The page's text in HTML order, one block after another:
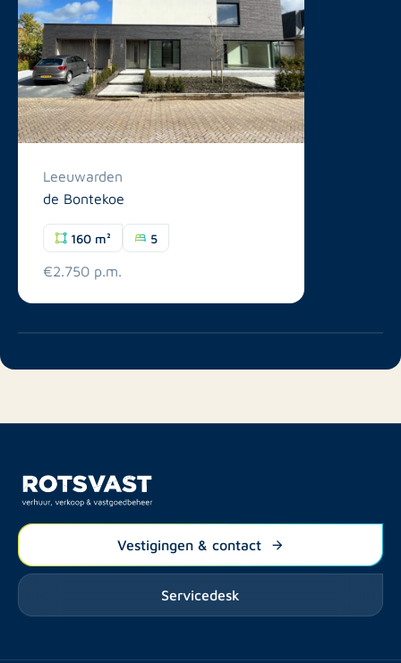
Leeuwarden
de Bontekoe
160 m² 5
€2.750 p.m.
Vestigingen & contact
Servicedesk